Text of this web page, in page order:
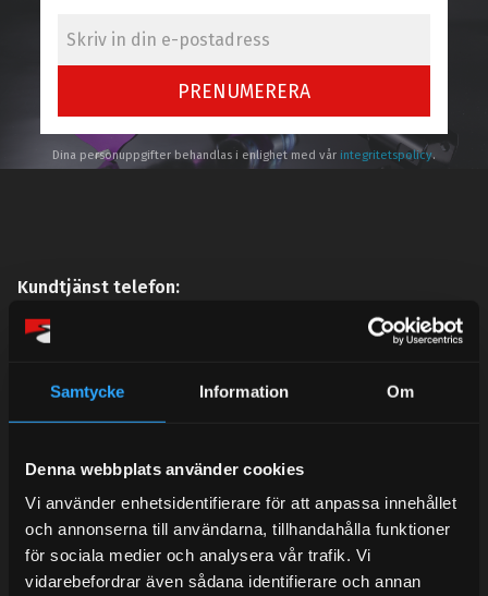
Samtycke Information Om
Denna webbplats använder cookies
Vi använder enhetsidentifierare för att anpassa innehållet
och annonserna till användarna, tillhandahålla funktioner
för sociala medier och analysera vår trafik. Vi
vidarebefordrar även sådana identifierare och annan
PRENUMERERA
Dina personuppgifter behandlas i enlighet med vår integritetspolicy.
Kundtjänst telefon:
Semestertider.
under sommaren men med viss fördröjning. 2/7 -9/7 är
det helt stängt.
Tel:031- 51 66 60
E-post:info@streetperformance.se